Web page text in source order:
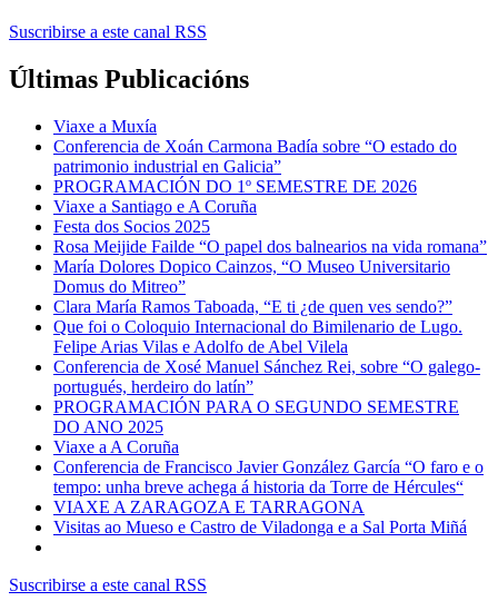
Suscribirse a este canal RSS
Últimas Publicacións
Viaxe a Muxía
Conferencia de Xoán Carmona Badía sobre “O estado do
patrimonio industrial en Galicia”
PROGRAMACIÓN DO 1º SEMESTRE DE 2026
Viaxe a Santiago e A Coruña
Festa dos Socios 2025
Rosa Meijide Failde “O papel dos balnearios na vida romana”
María Dolores Dopico Cainzos, “O Museo Universitario
Domus do Mitreo”
Clara María Ramos Taboada, “E ti ¿de quen ves sendo?”
Que foi o Coloquio Internacional do Bimilenario de Lugo.
Felipe Arias Vilas e Adolfo de Abel Vilela
Conferencia de Xosé Manuel Sánchez Rei, sobre “O galego-
portugués, herdeiro do latín”
PROGRAMACIÓN PARA O SEGUNDO SEMESTRE
DO ANO 2025
Viaxe a A Coruña
Conferencia de Francisco Javier González García “O faro e o
tempo: unha breve achega á historia da Torre de Hércules“
VIAXE A ZARAGOZA E TARRAGONA
Visitas ao Mueso e Castro de Viladonga e a Sal Porta Miñá
Suscribirse a este canal RSS